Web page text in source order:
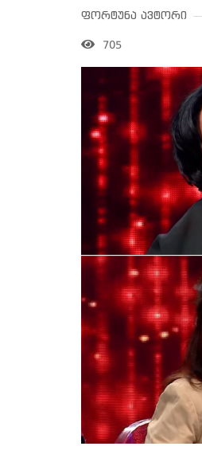
ფორტუნა ავტორი
705